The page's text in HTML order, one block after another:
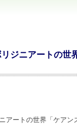
ジニアートの世
アートの世界「ケア